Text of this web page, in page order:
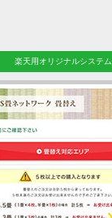
楽天用オリジナルシステム